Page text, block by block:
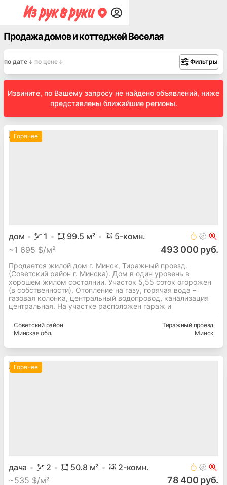
Продажа домов и коттеджей Веселая
по дате по цене Фильтры
Извините, по Вашему запросу не найдено объявлений, ниже
представлены ближайшие регионы.
Горячее
дом 1 99.5 м² 5-комн.
~1 695 $/м² 493 000 руб.
Продается жилой дом г. Минск, Тиражный проезд.
(Советский район г. Минска). Дом в один уровень в
хорошем жилом состоянии. Участок 5,55 соток огорожен
(в собственности). Отопление на газу, горячая вода –
газовая колонка, центральный водопровод, канализация
центральная. На участке расположен гараж и
Советскийрайон
Минская обл.
Тиражный проезд
Минск
Горячее
дача 2 50.8 м² 2-комн.
~535 $/м² 78 400 руб.